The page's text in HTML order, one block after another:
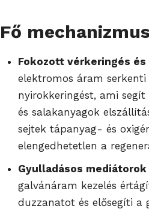
Fő
Fokozott vérkeringés és
elektromos áram serkenti
nyirokkeringést, ami
és salakanyagok
sejtek tápanyag- és
elengedhetetlen a
Gyulladásos
galvánáram kezelés
duzzanatot és elősegíti a